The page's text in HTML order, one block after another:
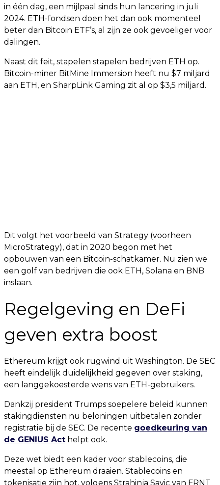
in één dag, een mijlpaal sinds hun lancering in juli
2024. ETH-fondsen doen het dan ook momenteel
beter dan Bitcoin ETF’s, al zijn ze ook gevoeliger voor
dalingen.
Naast dit feit, stapelen stapelen bedrijven ETH op.
Bitcoin-miner BitMine Immersion heeft nu $7 miljard
aan ETH, en SharpLink Gaming zit al op $3,5 miljard.
Dit volgt het voorbeeld van Strategy (voorheen
MicroStrategy), dat in 2020 begon met het
opbouwen van een Bitcoin-schatkamer. Nu zien we
een golf van bedrijven die ook ETH, Solana en BNB
inslaan.
Regelgeving en DeFi
geven extra boost
Ethereum krijgt ook rugwind uit Washington. De SEC
heeft eindelijk duidelijkheid gegeven over staking,
een langgekoesterde wens van ETH-gebruikers.
Dankzij president Trumps soepelere beleid kunnen
stakingdiensten nu beloningen uitbetalen zonder
registratie bij de SEC. De recente goedkeuring van
de GENIUS Act helpt ook.
Deze wet biedt een kader voor stablecoins, die
meestal op Ethereum draaien. Stablecoins en
tokenisatie zijn hot, volgens Strahinja Savic van FRNT